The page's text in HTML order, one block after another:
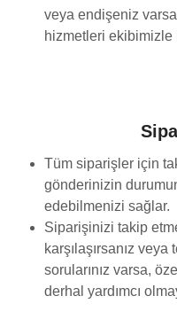
veya endişeniz
hizmetleri
Tüm siparişler için
gönderinizin
edebilmenizi sağlar.
Siparişinizi takip
karşılaşırsanız
sorularınız varsa,
derhal yardımcı